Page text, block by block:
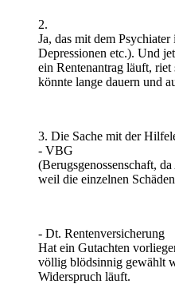
2.
Ja, das mit dem
Depressionen etc.). Und
ein Rentenantrag läuft,
könnte lange dauern und
3. Die Sache mit der
- VBG
(Berugsgenossenschaft,
weil die einzelnen
- Dt. Rentenversicherung
Hat ein Gutachten
völlig blödsinnig gewählt
Widerspruch läuft.